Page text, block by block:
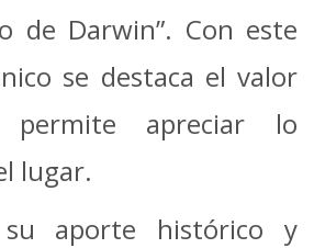
de Darwin”. Con este
se destaca el valor
apreciar lo
lugar.
aporte histórico y